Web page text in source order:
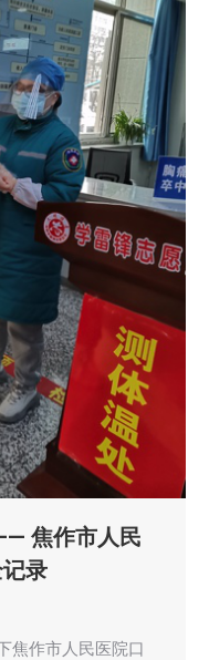
焦作市人民
录
焦作市人民医院口